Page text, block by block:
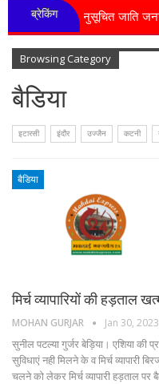
ब्रेकिंग
जाति जनजाति सामाजिक
Browsing Category
बैडिया
इटारसी इंदौर उज्जैन कटनी
बैडिया
मिर्च व्यापारियों की हड़ताल
MOHAN GURJAR Jan 30, 2023
सुनील पटल्या गुर्जर बेड़िया। एशिया की
सुविधाएं नही मिलने के व मिर्च व्यापारी
चलने को लेकर मिर्च व्यापारी हड़ताल